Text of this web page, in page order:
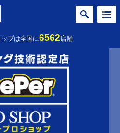
プは全国に6562店舗